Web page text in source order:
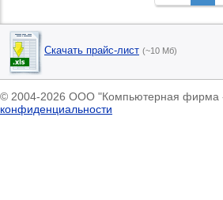
Скачать прайс-лист (~10 Мб)
© 2004-2026 ООО "Компьютерная
конфиденциальности